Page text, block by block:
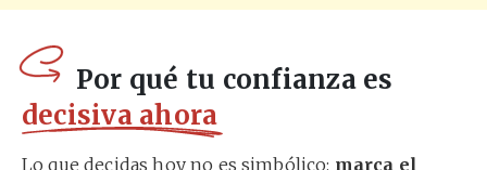
Por qué tu confianza es
decisiva ahora
Lo que decidas hoy no es simbólico: marca el